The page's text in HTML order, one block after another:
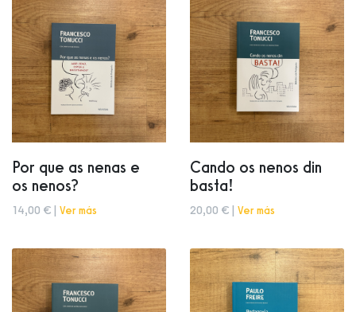
Por que as nenas e
os nenos?
14,00 € | Ver más
Cando os nenos din
basta!
20,00 € | Ver más